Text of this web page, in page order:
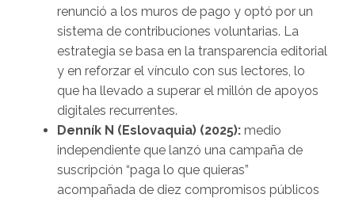
renunció a los muros de pago y optó por un
sistema de contribuciones voluntarias. La
estrategia se basa en la transparencia editorial
y en reforzar el vínculo con sus lectores, lo
que ha llevado a superar el millón de apoyos
digitales recurrentes.
Denník N (Eslovaquia) (2025): medio
independiente que lanzó una campaña de
suscripción “paga lo que quieras”
acompañada de diez compromisos públicos